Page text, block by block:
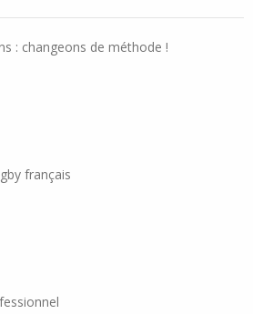
: changeons de méthode !
français